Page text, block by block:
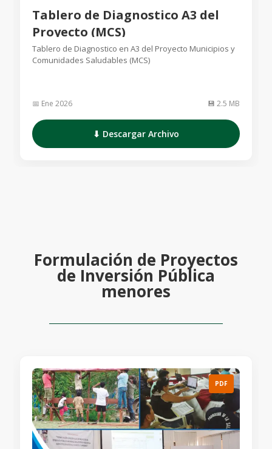
Tablero de Diagnostico A3 del
Proyecto (MCS)
Tablero de Diagnostico en A3 del Proyecto Municipios y
Comunidades Saludables (MCS)
📅 Ene 2026 💾 2.5 MB
⬇ Descargar Archivo
Formulación de Proyectos
de Inversión Pública
menores
PDF